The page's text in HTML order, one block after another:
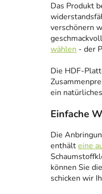
Das Produkt
verschönern
wählen - der
Die HDF-
ein
Einfache
Die
enthälteine
können Sie
schicken wir